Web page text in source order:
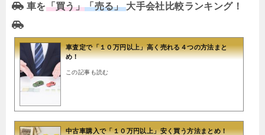
c
e
b
o
o
k
tt
er
e
n
a
c
k
et
e p
y
Li
車を「買う」「売る」大手会社比較ランキング！
車査定で「１０万円以上」高く売れる４つの方法まと
め！
この記事も読む
中古車購入で「１０万円以上」安く買う方法まとめ！